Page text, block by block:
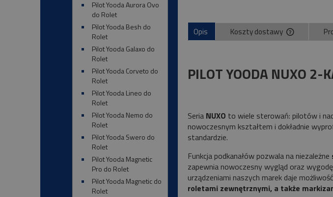
Pilot Yooda Aurora Ovo
do Rolet
Pilot Yooda Besh do
Rolet
Pilot Yooda Galaxo do
Rolet
Pilot Yooda Corveto do
Rolet
Pilot Yooda Lineo do
Rolet
Pilot Yooda Nemo do
Rolet
Pilot Yooda Swero do
Rolet
Pilot Yooda Magnetic
Pro do Rolet
Pilot Yooda Magnetic do
Rolet
Opis Koszty dostawy
PILOT YOODA NUXO 2-
Seria NUXO to wiele sterowań: pilotów i
nowoczesnym kształtem i dokładnie
standardzie.
Funkcja podkanałów pozwala na niezależne
zapewnia nowoczesny wygląd oraz
urządzeniami naszych marek daje
roletami zewnętrznymi, a także